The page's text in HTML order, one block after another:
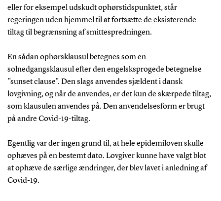
eller for eksempel udskudt ophørstidspunktet, står
regeringen uden hjemmel til at fortsætte de eksisterende
tiltag til begrænsning af smittespredningen.
En sådan ophørsklausul betegnes som en
solnedgangsklausul efter den engelsksprogede betegnelse
”sunset clause”. Den slags anvendes sjældent i dansk
lovgivning, og når de anvendes, er det kun de skærpede tiltag,
som klausulen anvendes på. Den anvendelsesform er brugt
på andre Covid-19-tiltag.
Egentlig var der ingen grund til, at hele epidemiloven skulle
ophæves på en bestemt dato. Lovgiver kunne have valgt blot
at ophæve de særlige ændringer, der blev lavet i anledning af
Covid-19.